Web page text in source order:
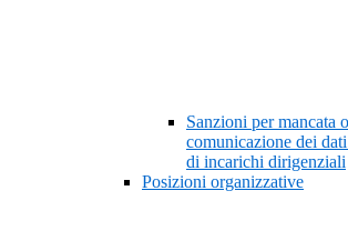
Sanzioni per mancata
comunicazione dei
di incarichi dirigenziali
Posizioni organizzative